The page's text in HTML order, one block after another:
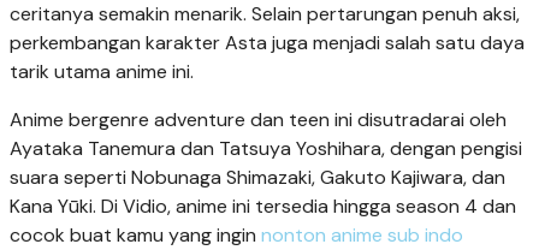
ceritanya semakin menarik. Selain pertarungan penuh aksi,
perkembangan karakter Asta juga menjadi salah satu daya
tarik utama anime ini.
Anime bergenre adventure dan teen ini disutradarai oleh
Ayataka Tanemura dan Tatsuya Yoshihara, dengan pengisi
suara seperti Nobunaga Shimazaki, Gakuto Kajiwara, dan
Kana Yūki. Di Vidio, anime ini tersedia hingga season 4 dan
cocok buat kamu yang ingin nonton anime sub indo